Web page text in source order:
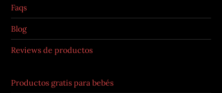
Faqs
Blog
Reviews de productos
Productos gratis para bebés